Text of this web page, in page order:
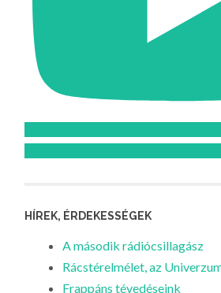
HÍREK, ÉRDEKESSÉGEK
A második rádiócsillagász
Rácstérelmélet, az
Frappáns tévedéseink